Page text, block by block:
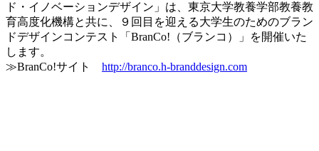
ド・イノベーションデザイン」は、東京大学教養学部教養教
育高度化機構と共に、９回目を迎える大学生のためのブラン
ドデザインコンテスト「BranCo!（ブランコ）」を開催いた
します。
≫BranCo!サイト http://branco.h-branddesign.com